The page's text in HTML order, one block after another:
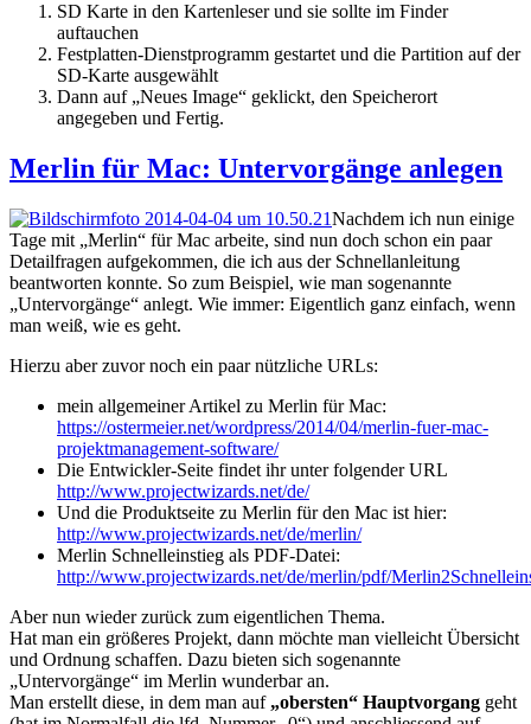
SD Karte in den Kartenleser und sie sollte im Finder
auftauchen
Festplatten-Dienstprogramm gestartet und die Partition auf der
SD-Karte ausgewählt
Dann auf „Neues Image“ geklickt, den Speicherort
angegeben und Fertig.
Merlin für Mac: Untervorgänge anlegen
Nachdem ich nun einige
Tage mit „Merlin“ für Mac arbeite, sind nun doch schon ein paar
Detailfragen aufgekommen, die ich aus der Schnellanleitung
beantworten konnte. So zum Beispiel, wie man sogenannte
„Untervorgänge“ anlegt. Wie immer: Eigentlich ganz einfach, wenn
man weiß, wie es geht.
Hierzu aber zuvor noch ein paar nützliche URLs:
mein allgemeiner Artikel zu Merlin für Mac:
https://ostermeier.net/wordpress/2014/04/merlin-fuer-mac-
projektmanagement-software/
Die Entwickler-Seite findet ihr unter folgender URL
http://www.projectwizards.net/de/
Und die Produktseite zu Merlin für den Mac ist hier:
http://www.projectwizards.net/de/merlin/
Merlin Schnelleinstieg als PDF-Datei:
http://www.projectwizards.net/de/merlin/pdf/
Aber nun wieder zurück zum eigentlichen Thema.
Hat man ein größeres Projekt, dann möchte man vielleicht Übersicht
und Ordnung schaffen. Dazu bieten sich sogenannte
„Untervorgänge“ im Merlin wunderbar an.
Man erstellt diese, in dem man auf „obersten“ Hauptvorgang geht